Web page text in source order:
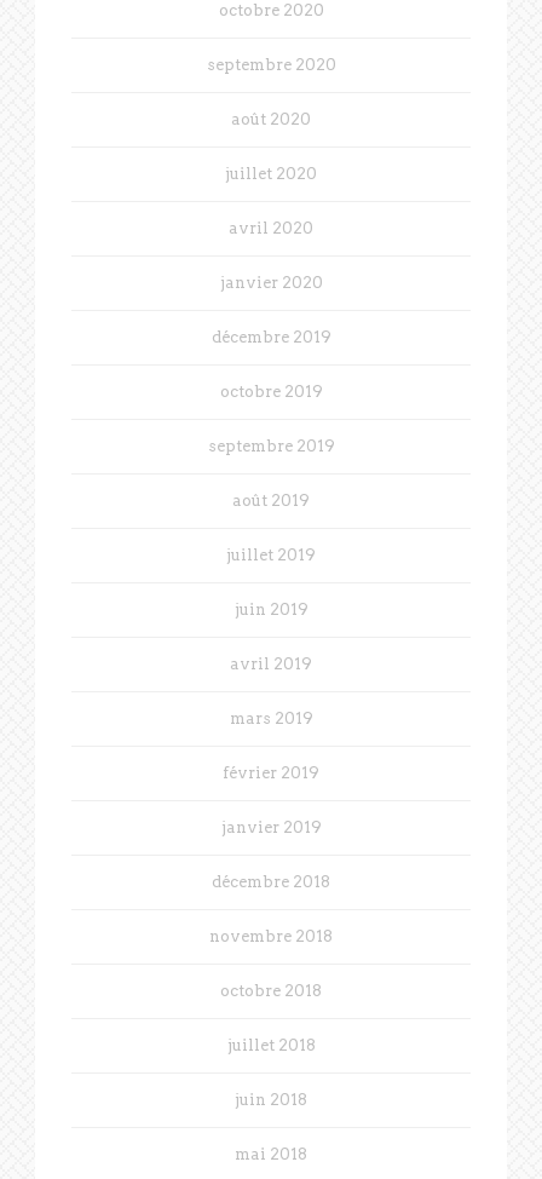
octobre 2020
septembre 2020
août 2020
juillet 2020
avril 2020
janvier 2020
décembre 2019
octobre 2019
septembre 2019
août 2019
juillet 2019
juin 2019
avril 2019
mars 2019
février 2019
janvier 2019
décembre 2018
novembre 2018
octobre 2018
juillet 2018
juin 2018
mai 2018